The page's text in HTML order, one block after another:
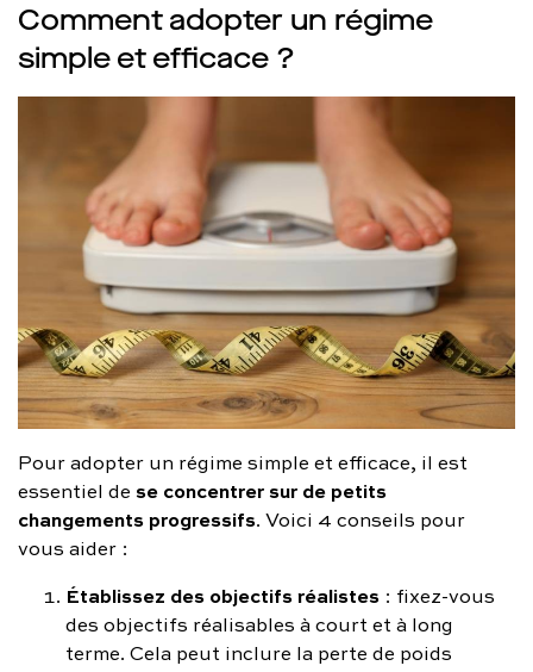
Comment adopter un régime
simple et efficace ?
Pour adopter un régime simple et efficace, il est
essentiel de se concentrer sur de petits
changements progressifs. Voici 4 conseils pour
vous aider :
Établissez des objectifs réalistes : fixez-vous
des objectifs réalisables à court et à long
terme. Cela peut inclure la perte de poids